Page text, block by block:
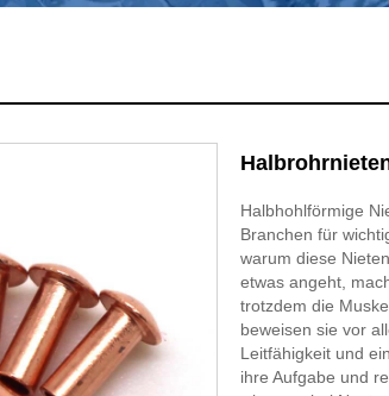
Halbhohlförmige
Branchen für
warum diese
etwas angeht,
trotzdem die
beweisen sie vor
Leitfähigkeit und
ihre Aufgabe und